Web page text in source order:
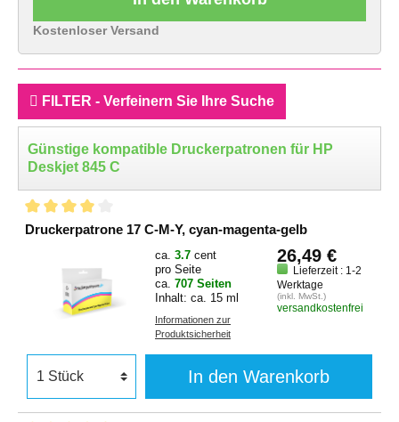
Kostenloser Versand
FILTER - Verfeinern Sie Ihre Suche
Günstige kompatible Druckerpatronen für HP
Deskjet 845 C
Druckerpatrone 17 C-M-Y, cyan-magenta-gelb
ca. 3.7 cent
pro Seite
ca. 707 Seiten
Inhalt: ca. 15 ml
Informationen zur
Produktsicherheit
26,49 €
Lieferzeit : 1-2
Werktage
(inkl. MwSt.)
versandkostenfrei
In den Warenkorb